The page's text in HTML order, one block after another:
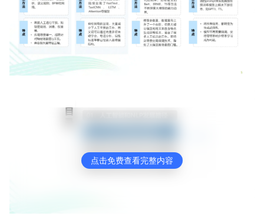
点击免费查看完整内容